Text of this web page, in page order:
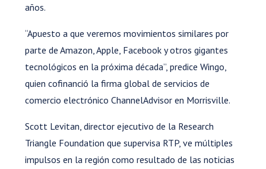
años.
“Apuesto a que veremos movimientos similares por
parte de Amazon, Apple, Facebook y otros gigantes
tecnológicos en la próxima década”, predice Wingo,
quien cofinanció la firma global de servicios de
comercio electrónico ChannelAdvisor en Morrisville.
Scott Levitan, director ejecutivo de la Research
Triangle Foundation que supervisa RTP, ve múltiples
impulsos en la región como resultado de las noticias